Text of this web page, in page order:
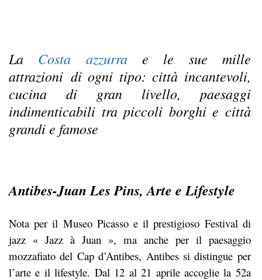
La Costa azzurrae le sue mille
attrazioni di ogni tipo: città incantevoli,
cucina di gran livello, paesaggi
indimenticabili tra piccoli borghi e città
grandi e famose
Antibes-Juan Les Pins, Arte e Lifestyle
Nota per il Museo Picasso e il prestigioso Festival di
jazz « Jazz à Juan », ma anche per il paesaggio
mozzafiato del Cap d’Antibes, Antibes si distingue per
l’arte e il lifestyle. Dal 12 al 21 aprile accoglie la 52a